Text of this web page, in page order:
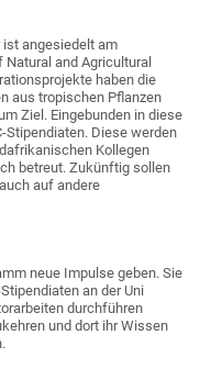
ist angesiedelt am
and Agricultural
haben die
aus tropischen Pflanzen
Ziel. Eingebunden in diese
Stipendiaten. Diese werden
Kollegen
betreut. Zukünftig sollen
auf andere
neue Impulse geben. Sie
an der Uni
durchführen
und dort ihr Wissen